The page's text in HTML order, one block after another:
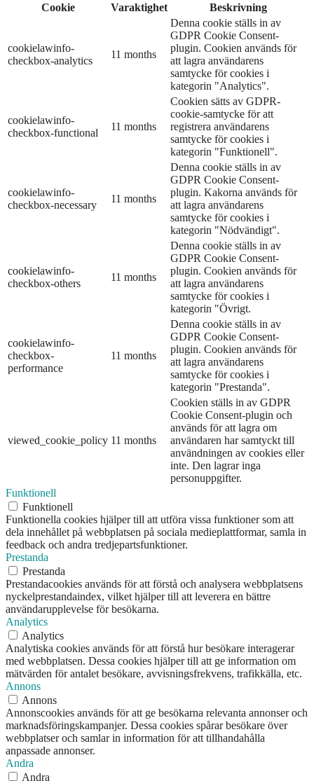
Cookie
Varaktighet Beskrivning
cookielawinfo-
checkbox-analytics
11 months
Denna cookie ställs in av
GDPR Cookie Consent-
plugin. Cookien används för
att lagra användarens
samtycke för cookies i
kategorin "Analytics".
cookielawinfo-
checkbox-functional
11 months
Cookien sätts av GDPR-
cookie-samtycke för att
registrera användarens
samtycke för cookies i
kategorin "Funktionell".
cookielawinfo-
checkbox-necessary
11 months
Denna cookie ställs in av
GDPR Cookie Consent-
plugin. Kakorna används för
att lagra användarens
samtycke för cookies i
kategorin "Nödvändigt".
cookielawinfo-
checkbox-others
11 months
Denna cookie ställs in av
GDPR Cookie Consent-
plugin. Cookien används för
att lagra användarens
samtycke för cookies i
kategorin "Övrigt.
cookielawinfo-
checkbox-
performance
11 months
Denna cookie ställs in av
GDPR Cookie Consent-
plugin. Cookien används för
att lagra användarens
samtycke för cookies i
kategorin "Prestanda".
viewed_cookie_policy 11 months
Cookien ställs in av GDPR
Cookie Consent-plugin och
används för att lagra om
användaren har samtyckt till
användningen av cookies eller
inte. Den lagrar inga
personuppgifter.
Funktionell
Funktionell
Funktionella cookies hjälper till att utföra vissa funktioner som att
dela innehållet på webbplatsen på sociala medieplattformar, samla in
feedback och andra tredjepartsfunktioner.
Prestanda
Prestanda
Prestandacookies används för att förstå och analysera webbplatsens
nyckelprestandaindex, vilket hjälper till att leverera en bättre
användarupplevelse för besökarna.
Analytics
Analytics
Analytiska cookies används för att förstå hur besökare interagerar
med webbplatsen. Dessa cookies hjälper till att ge information om
mätvärden för antalet besökare, avvisningsfrekvens, trafikkälla, etc.
Annons
Annons
Annonscookies används för att ge besökarna relevanta annonser och
marknadsföringskampanjer. Dessa cookies spårar besökare över
webbplatser och samlar in information för att tillhandahålla
anpassade annonser.
Andra
Andra